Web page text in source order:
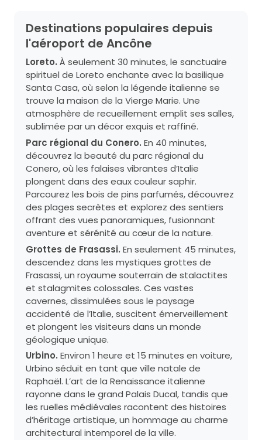
Destinations populaires depuis
l'aéroport de Ancône
Loreto. À seulement 30 minutes, le sanctuaire
spirituel de Loreto enchante avec la basilique
Santa Casa, où selon la légende italienne se
trouve la maison de la Vierge Marie. Une
atmosphère de recueillement emplit ses salles,
sublimée par un décor exquis et raffiné.
Parc régional du Conero. En 40 minutes,
découvrez la beauté du parc régional du
Conero, où les falaises vibrantes d’Italie
plongent dans des eaux couleur saphir.
Parcourez les bois de pins parfumés, découvrez
des plages secrètes et explorez des sentiers
offrant des vues panoramiques, fusionnant
aventure et sérénité au cœur de la nature.
Grottes de Frasassi. En seulement 45 minutes,
descendez dans les mystiques grottes de
Frasassi, un royaume souterrain de stalactites
et stalagmites colossales. Ces vastes
cavernes, dissimulées sous le paysage
accidenté de l’Italie, suscitent émerveillement
et plongent les visiteurs dans un monde
géologique unique.
Urbino. Environ 1 heure et 15 minutes en voiture,
Urbino séduit en tant que ville natale de
Raphaël. L’art de la Renaissance italienne
rayonne dans le grand Palais Ducal, tandis que
les ruelles médiévales racontent des histoires
d’héritage artistique, un hommage au charme
architectural intemporel de la ville.